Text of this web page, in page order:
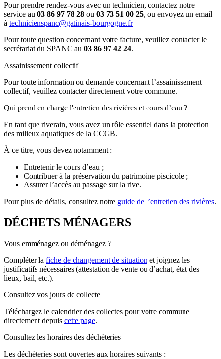
Pour prendre rendez-vous avec un technicien, contactez notre
service au 03 86 97 78 28 ou 03 73 51 00 25, ou envoyez un email
à technicienspanc@gatinais-bourgogne.fr
Pour toute question concernant votre facture, veuillez contacter le
secrétariat du SPANC au 03 86 97 42 24.
Assainissement collectif
Pour toute information ou demande concernant l’assainissement
collectif, veuillez contacter directement votre commune.
Qui prend en charge l'entretien des rivières et cours d’eau ?
En tant que riverain, vous avez un rôle essentiel dans la protection
des milieux aquatiques de la CCGB.
À ce titre, vous devez notamment :
Entretenir le cours d’eau ;
Contribuer à la préservation du patrimoine piscicole ;
Assurer l’accès au passage sur la rive.
Pour plus de détails, consultez notre guide de l’entretien des rivières.
DÉCHETS MÉNAGERS
Vous emménagez ou déménagez ?
Compléter la fiche de changement de situation et joignez les
justificatifs nécessaires (attestation de vente ou d’achat, état des
lieux, bail, etc.).
Consultez vos jours de collecte
Téléchargez le calendrier des collectes pour votre commune
directement depuis cette page.
Consultez les horaires des déchèteries
Les déchèteries sont ouvertes aux horaires suivants :